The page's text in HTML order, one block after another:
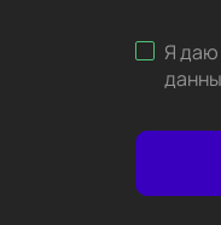
Я даю